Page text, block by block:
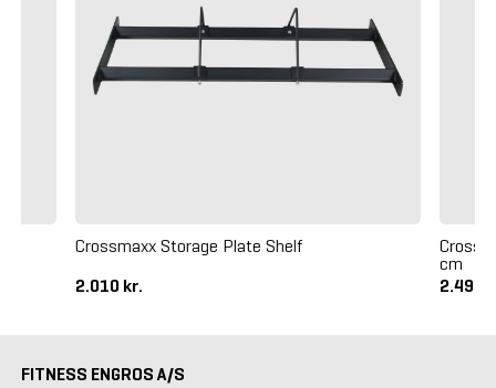
Crossmaxx Storage Plate Shelf
2.010 kr.
cm
2.495
FITNESS ENGROS A/S